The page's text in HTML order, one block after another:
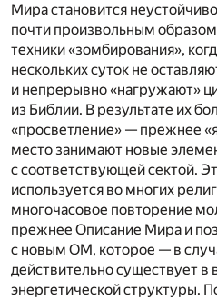
Мира становится
почти произвольным
техники «зомбирования»,
нескольких суток не
и непрерывно «нагружают»
из Библии. В результате их
«просветление» — прежнее
место занимают новые
с соответствующей сектой.
используется во многих
многочасовое повторение
прежнее Описание Мира и
с новым ОМ, которое — в
действительно существует в
энергетической структуры.